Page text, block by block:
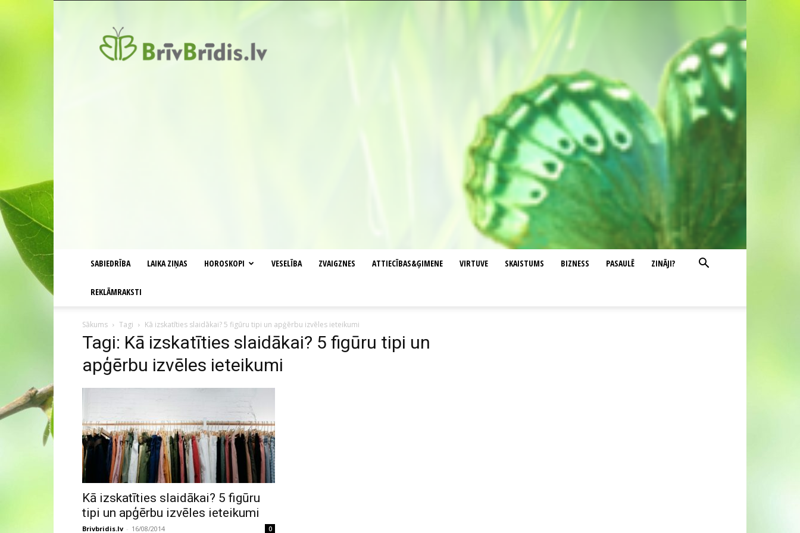
SABIEDRĪBA LAIKA ZIŅAS HOROSKOPI VESELĪBA ZVAIGZNES ATTIECĪBAS&ĢIMENE VIRTUVE SKAISTUMS BIZNESS PASAULĒ ZINĀJI?
REKLĀMRAKSTI
Sākums Tagi Kā izskatīties slaidākai? 5 figūru tipi un apģērbu izvēles ieteikumi
Tagi: Kā izskatīties slaidākai? 5 figūru tipi un
apģērbu izvēles ieteikumi
Kā izskatīties slaidākai? 5 figūru
tipi un apģērbu izvēles ieteikumi
Brivbridis.lv - 16/08/2014 0